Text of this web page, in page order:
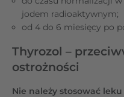
jodem radioaktywnym;
od 4 do 6 miesięcy po
Thyrozol –
ostrożności
Nie należy stosować leku